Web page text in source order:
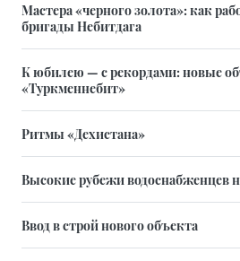
Мастера «черного золота»: как
бригады Небитдага
К юбилею — с рекордами: новые
«Туркменнебит»
Ритмы «Дехистана»
Высокие рубежи водоснабженцев
Ввод в строй нового объекта